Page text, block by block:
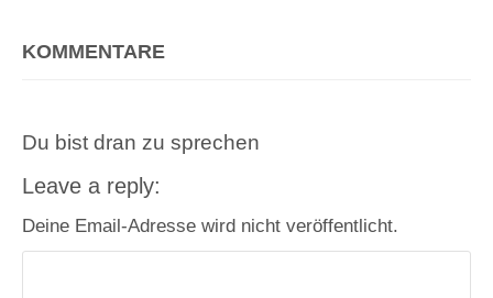
KOMMENTARE
Du bist dran zu sprechen
Leave a reply:
Deine Email-Adresse wird nicht veröffentlicht.